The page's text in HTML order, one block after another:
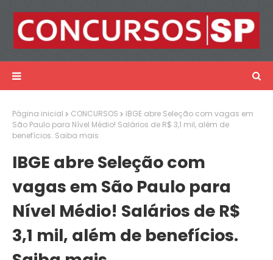
Página inicial CONCURSOS
IBGE abre Seleção com vagas em
São Paulo para Nível Médio! Salários de R$ 3,1 mil, além de
benefícios. Saiba mais
IBGE abre Seleção com
vagas em São Paulo para
Nível Médio! Salários de R$
3,1 mil, além de benefícios.